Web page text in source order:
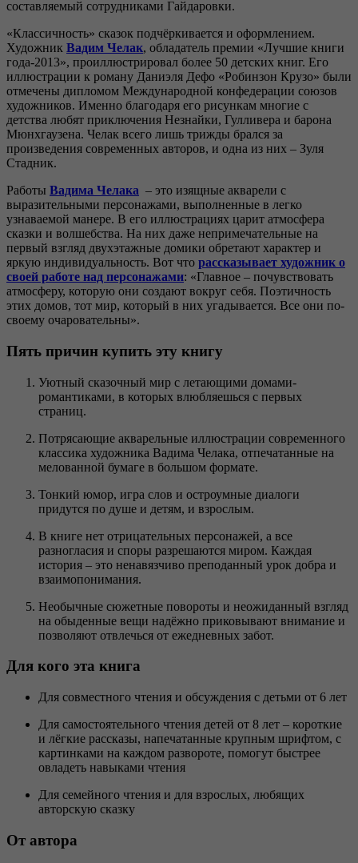
составляемый сотрудниками Гайдаровки.
«Классичность» сказок подчёркивается и оформлением.
Художник Вадим Челак, обладатель премии «Лучшие книги
года-2013», проиллюстрировал более 50 детских книг. Его
иллюстрации к роману Даниэля Дефо «Робинзон Крузо» были
отмечены дипломом Международной конфедерации союзов
художников. Именно благодаря его рисункам многие с
детства любят приключения Незнайки, Гулливера и барона
Мюнхгаузена. Челак всего лишь трижды брался за
произведения современных авторов, и одна из них – Зуля
Стадник.
Работы Вадима Челака – это изящные акварели с
выразительными персонажами, выполненные в легко
узнаваемой манере. В его иллюстрациях царит атмосфера
сказки и волшебства. На них даже непримечательные на
первый взгляд двухэтажные домики обретают характер и
яркую индивидуальность. Вот что рассказывает художник о
своей работе над персонажами: «Главное – почувствовать
атмосферу, которую они создают вокруг себя. Поэтичность
этих домов, тот мир, который в них угадывается. Все они по-
своему очаровательны».
Пять причин купить эту книгу
Уютный сказочный мир с летающими домами-
романтиками, в которых влюбляешься с первых
страниц.
Потрясающие акварельные иллюстрации современного
классика художника Вадима Челака, отпечатанные на
мелованной бумаге в большом формате.
Тонкий юмор, игра слов и остроумные диалоги
придутся по душе и детям, и взрослым.
В книге нет отрицательных персонажей, а все
разногласия и споры разрешаются миром. Каждая
история – это ненавязчиво преподанный урок добра и
взаимопонимания.
Необычные сюжетные повороты и неожиданный взгляд
на обыденные вещи надёжно приковывают внимание и
позволяют отвлечься от ежедневных забот.
Для кого эта книга
Для совместного чтения и обсуждения с детьми от 6 лет
Для самостоятельного чтения детей от 8 лет – короткие
и лёгкие рассказы, напечатанные крупным шрифтом, с
картинками на каждом развороте, помогут быстрее
овладеть навыками чтения
Для семейного чтения и для взрослых, любящих
авторскую сказку
От автора